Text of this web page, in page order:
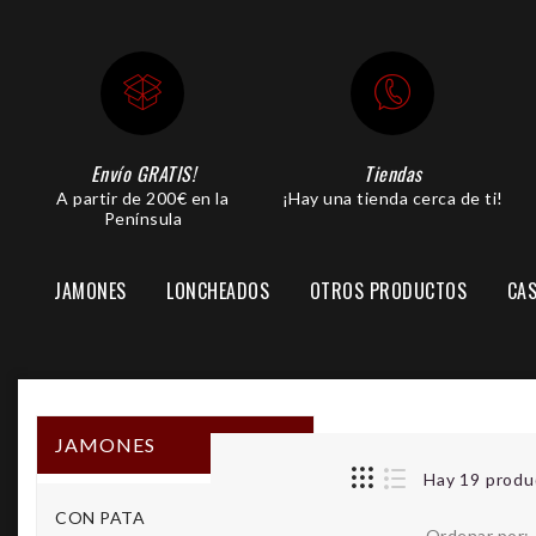
Envío GRATIS!
A partir de 200€ en la
Península
Tiendas
¡Hay una tienda cerca de ti!
JAMONES LONCHEADOS OTROS PRODUCTOS
JAMONES
CON PATA
Hay 19